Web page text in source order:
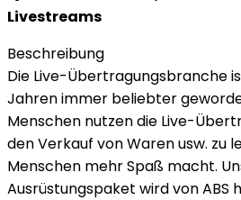
Livestreams
Beschreibung
Die Live-Übertragungsbranche
Jahren immer beliebter
Menschen nutzen die Live-
den Verkauf von Waren usw. zu
Menschen mehr Spaß macht.
Ausrüstungspaket wird von